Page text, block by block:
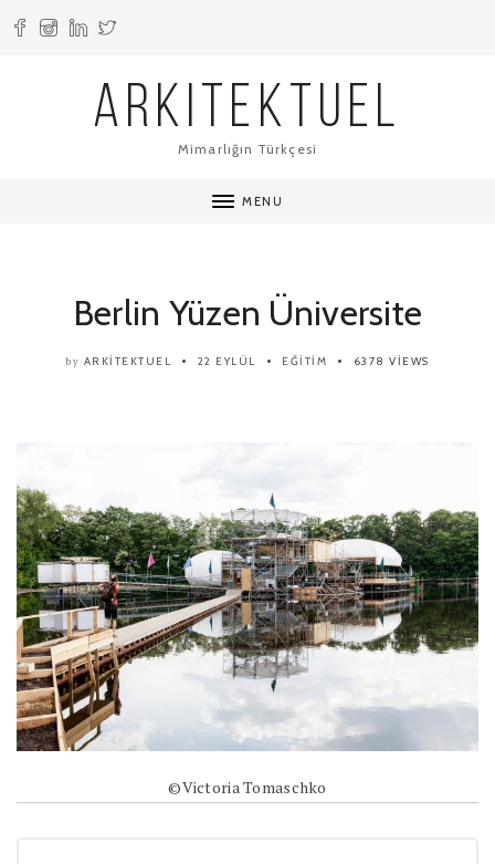
ARKITEKTUEL
Mimarlığın Türkçesi
MENU
Berlin Yüzen Üniversite
by ARKITEKTUEL 22 EYLÜL EĞITIM 6378 VIEWS
©Victoria Tomaschko